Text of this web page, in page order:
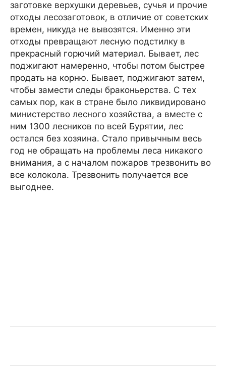
заготовке верхушки деревьев, сучья и прочие
отходы лесозаготовок, в отличие от советских
времен, никуда не вывозятся. Именно эти
отходы превращают лесную подстилку в
прекрасный горючий материал. Бывает, лес
поджигают намеренно, чтобы потом быстрее
продать на корню. Бывает, поджигают затем,
чтобы замести следы браконьерства. С тех
самых пор, как в стране было ликвидировано
министерство лесного хозяйства, а вместе с
ним 1300 лесников по всей Бурятии, лес
остался без хозяина. Стало привычным весь
год не обращать на проблемы леса никакого
внимания, а с началом пожаров трезвонить во
все колокола. Трезвонить получается все
выгоднее.